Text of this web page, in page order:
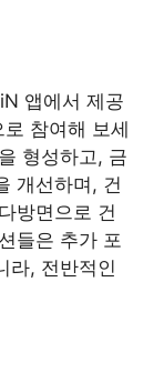
앱에서 제공
참여해 보세
형성하고, 금
개선하며, 건
방면으로 건
들은 추가 포
라, 전반적인